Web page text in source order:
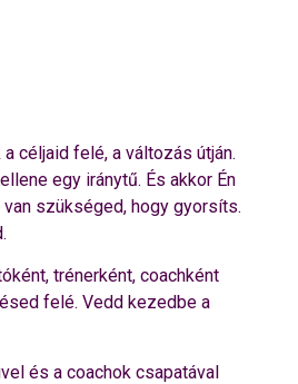
céljaid felé, a változás útján.
egy iránytű. És akkor Én
szükséged, hogy gyorsíts.
trénerként, coachként
felé. Vedd kezedbe a
és a coachok csapatával